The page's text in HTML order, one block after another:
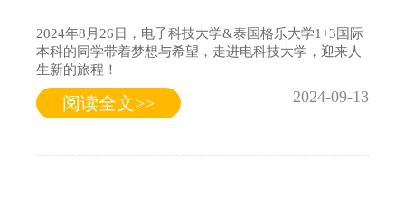
2024年8月26日，电子科技大学&泰国格乐大学1+3国际
本科的同学带着梦想与希望，走进电科技大学，迎来人
生新的旅程！
阅读全文>> 2024-09-13